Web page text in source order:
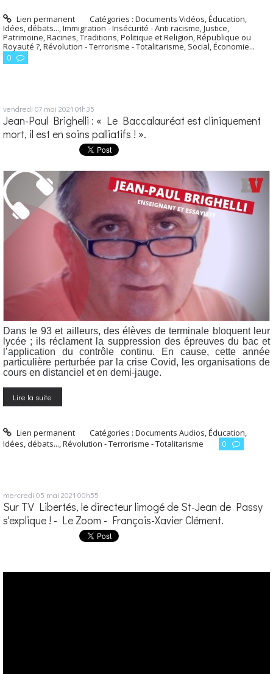
Lien permanent Catégories :Documents Vidéos,Éducation,
Idées, débats...,Immigration - Insécurité - Anti racisme,Justice,
Patrimoine, Racines, Traditions,Politique et Religion,République ou
Royauté ?,Révolution - Terrorisme - Totalitarisme, Social, Économie...
0
vendredi 07 mai 2021 01h35
Jean-Paul Brighelli : « Le Baccalauréat est cliniquement
mort, il est en soins palliatifs ! ».
Dans le 93 et ailleurs, des élèves de terminale bloquent leur
lycée ; ils réclament la suppression des épreuves du bac et
l’application du contrôle continu. En cause, cette année
particulière perturbée par la crise Covid, les organisations de
cours en distanciel et en demi-jauge.
Lire la suite
Lien permanent Catégories :Documents Audios,Éducation,
Idées, débats...,Révolution - Terrorisme - Totalitarisme 0
mercredi 05 mai 2021 00h55
Sur TV Libertés, le directeur limogé de St-Jean de Passy
s'explique ! - Le Zoom - François-Xavier Clément.